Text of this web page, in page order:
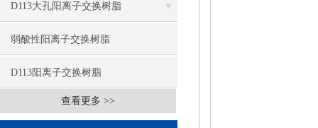
D113大孔阳离子交换树脂
弱酸性阳离子交换树脂
D113阳离子交换树脂
查看更多 >>